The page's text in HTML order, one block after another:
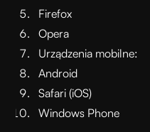
Firefox
Opera
Urządzenia mobilne:
Android
Safari (iOS)
Windows Phone